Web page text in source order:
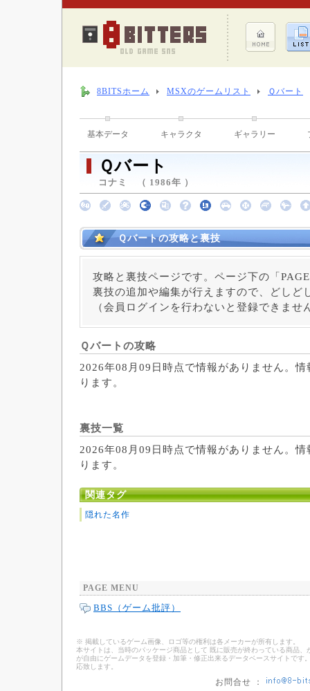
8BITSホーム MSXのゲームリスト Ｑバート
基本データ キャラクタ ギャラリー
Ｑバート
コナミ （ 1986年 ）
Ｑバートの攻略と裏技
攻略と裏技ページです。ページ下の「
裏技の追加や編集が行えますので、どしど
（会員ログインを行わないと登録できませ
Ｑバートの攻略
2026年08月09日時点で情報がありません。
ります。
裏技一覧
2026年08月09日時点で情報がありません。
ります。
関連タグ
隠れた名作
PAGE MENU
BBS（ゲーム批評）
※ 掲載しているゲーム画像、ロゴ等の権利は各メーカーが所有します。
本サイトは、当時のパッケージ商品として 既に販売が終わっている商品
が自由にゲームデータを登録・加筆・修正出来るデータベースサイトで
応致します。
お問合せ ：